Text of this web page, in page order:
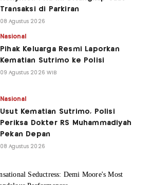
Transaksi di Parkiran
08 Agustus 2026
Nasional
Pihak Keluarga Resmi Laporkan
Kematian Sutrimo ke Polisi
09 Agustus 2026 WIB
Nasional
Usut Kematian Sutrimo, Polisi
Periksa Dokter RS Muhammadiyah
Pekan Depan
08 Agustus 2026